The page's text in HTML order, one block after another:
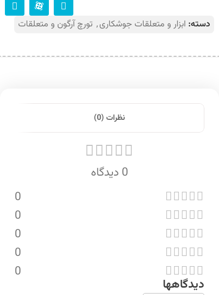
دسته: ابزار و متعلقات جوشکاری, تورچ آرگون و متعلقات
نظرات (0)
0 دیدگاه
0
0
0
0
0
دیدگاهها